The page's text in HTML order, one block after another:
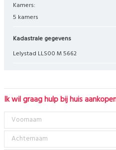
Kamers:
5 kamers
Kadastrale gegevens
Lelystad LLS00 M 5662
Ik wil graag hulp bij huis